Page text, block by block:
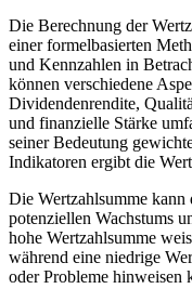
Die Berechnung der
einer formelbasierten
und Kennzahlen in
können verschiedene
Dividendenrendite,
und finanzielle Stärke
seiner Bedeutung
Indikatoren ergibt die
Die Wertzahlsumme
potenziellen Wachstums
hohe Wertzahlsumme
während eine niedrige
oder Probleme hinweisen